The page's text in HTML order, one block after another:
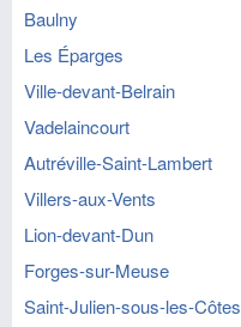
Baulny
Les Éparges
Ville-devant-Belrain
Vadelaincourt
Autréville-Saint-Lambert
Villers-aux-Vents
Lion-devant-Dun
Forges-sur-Meuse
Saint-Julien-sous-les-Côtes